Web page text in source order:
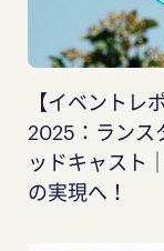
【イベントレ
2025：ランス
ッドキャスト
の実現へ！